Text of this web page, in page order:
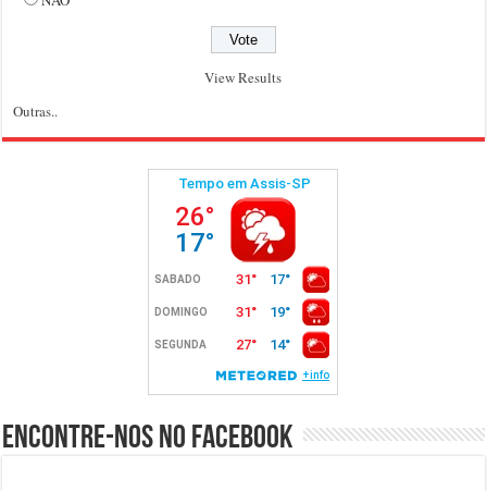
View Results
Outras..
Encontre-nos no Facebook